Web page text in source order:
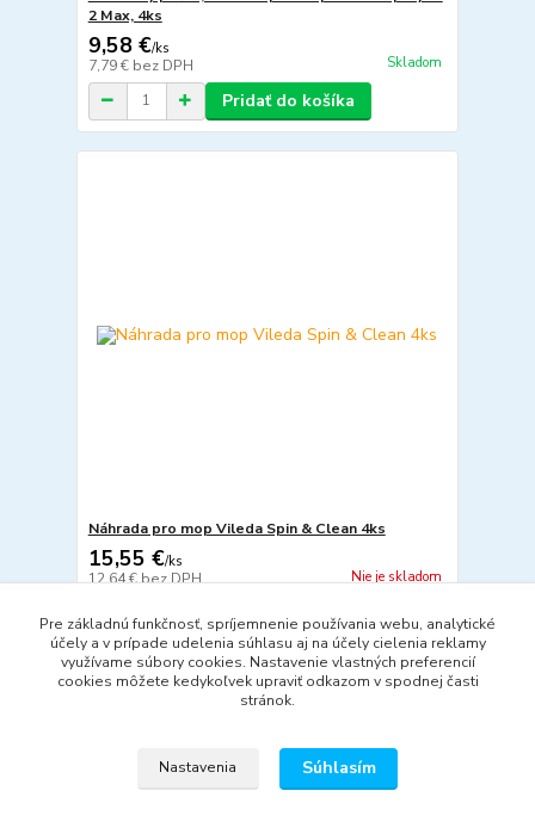
2 Max, 4ks
9,58 €/ks
7,79 € bez DPH Skladom
Pridať do košíka
Náhrada pro mop Vileda Spin & Clean 4ks
15,55 €/ks
12,64 €bez DPH Nie je skladom
Detail
strana
Pre základnú funkčnosť, spríjemnenie používania webu, analytické
účely a v prípade udelenia súhlasu aj na účely cielenia reklamy
využívame súbory cookies. Nastavenie vlastných preferencií
cookies môžete kedykoľvek upraviť odkazom v spodnej časti
stránok.
Nastavenia Súhlasím